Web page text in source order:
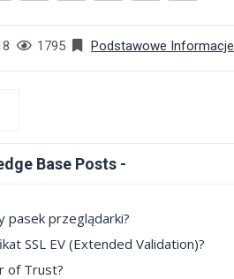
1795 Podstawowe Informacje
Base Posts -
pasek przeglądarki?
SSL EV (Extended Validation)?
of Trust?